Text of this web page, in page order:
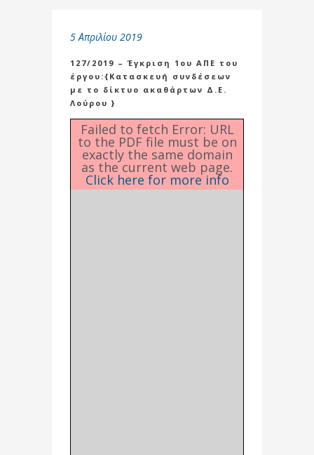
5 Απριλίου 2019
127/2019 – Έγκριση 1ου ΑΠΕ του
έργου:{Κατασκευή συνδέσεων
με το δίκτυο ακαθάρτων Δ.Ε.
Λούρου }
Failed to fetch Error: URL
to the PDF file must be on
exactly the same domain
as the current web page.
Click here for more info